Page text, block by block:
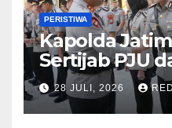
PERISTIWA
Kapolda
Sertijab PJU
Perkuat
Pelayanan
28 JULI, 2026